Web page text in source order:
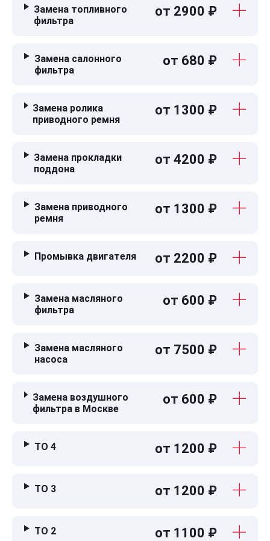
Замена топливного
фильтра
от 2900 ₽
Замена салонного
фильтра
от 680 ₽
Замена ролика
приводного ремня
от 1300 ₽
Замена прокладки
поддона
от 4200 ₽
Замена приводного
ремня
от 1300 ₽
Промывка двигателя от 2200 ₽
Замена масляного
фильтра
от 600 ₽
Замена масляного
насоса
от 7500 ₽
Замена воздушного
фильтра в Москве
от 600 ₽
ТО 4 от 1200 ₽
ТО 3 от 1200 ₽
ТО 2 от 1100 ₽